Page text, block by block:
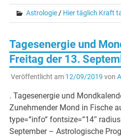
Astrologie / Hier täglich Kraft
Tagesenergie und
Freitag der 13.
Veröffentlicht am 12/09/2019 von
. Tagesenergie und
Zunehmender Mond in Fische
type=“info“ fontsize=“14″
September – Astrologische